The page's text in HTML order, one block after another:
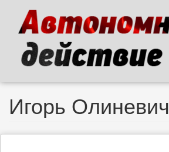
основному
содержанию
Игорь Олиневич